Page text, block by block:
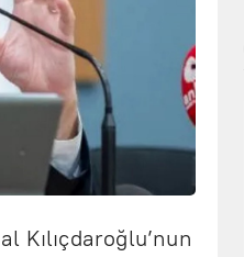
Kılıçdaroğlu’nun